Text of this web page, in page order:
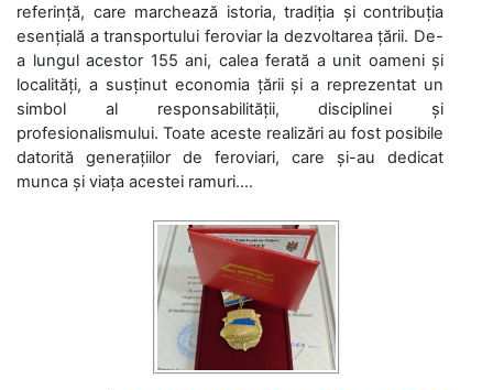
referință, care marchează istoria, tradiția și contribuția
esențială a transportului feroviar la dezvoltarea țării. De-
a lungul acestor 155 ani, calea ferată a unit oameni și
localități, a susținut economia țării și a reprezentat un
simbol al responsabilității, disciplinei și
profesionalismului. Toate aceste realizări au fost posibile
datorită generațiilor de feroviari, care și-au dedicat
munca și viața acestei ramuri....